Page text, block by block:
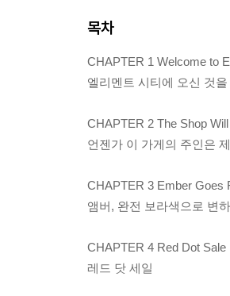
목차
CHAPTER 1 Welcome to
엘리멘트 시티에 오신 것
CHAPTER 2 The Shop
언젠가 이 가게의 주인은
CHAPTER 3 Ember Goes
앰버, 완전 보라색으로 변
CHAPTER 4 Red Dot Sale
레드 닷 세일